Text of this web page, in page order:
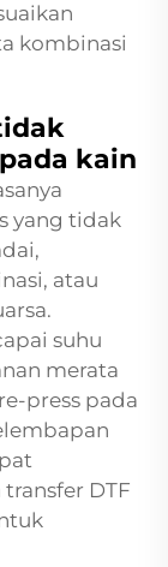
kombinasi
kain
yang tidak
atau
suhu
merata
press pada
DTF